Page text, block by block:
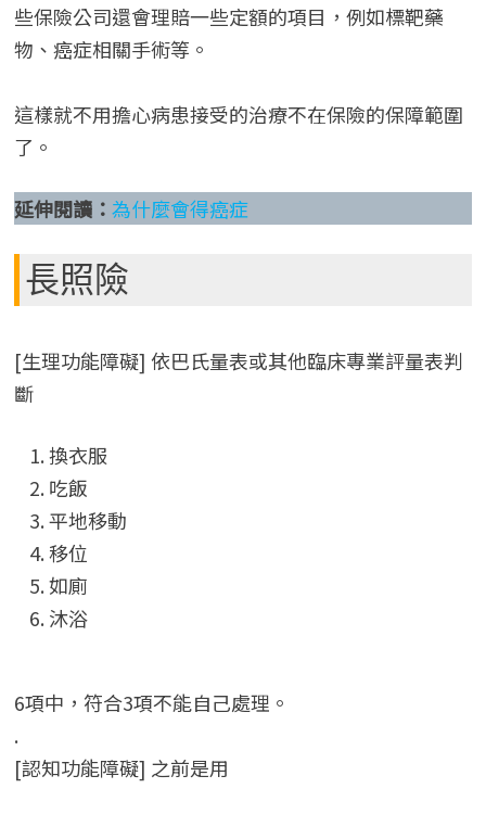
些保險公司還會理賠一些定額的項目，例如標靶藥
物、癌症相關手術等。
這樣就不用擔心病患接受的治療不在保險的保障範圍
了。
延伸閱讀： 為什麼會得癌症
長照險
[生理功能障礙] 依巴氏量表或其他臨床專業評量表判
斷
換衣服
吃飯
平地移動
移位
如廁
沐浴
6項中，符合3項不能自己處理。
.
[認知功能障礙] 之前是用